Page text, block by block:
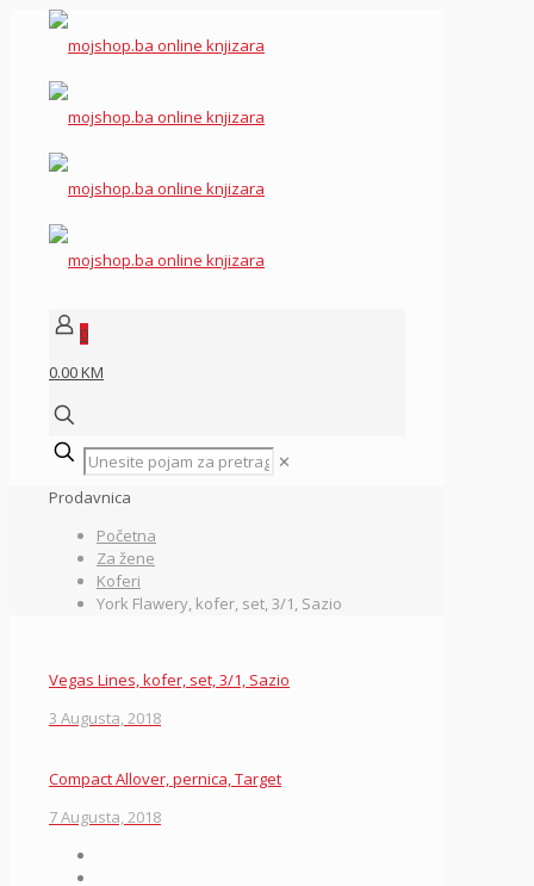
0
0.00 KM
✕
Prodavnica
Početna
Za žene
Koferi
York Flawery, kofer, set, 3/1, Sazio
Vegas Lines, kofer, set, 3/1, Sazio
3 Augusta, 2018
Compact Allover, pernica, Target
7 Augusta, 2018